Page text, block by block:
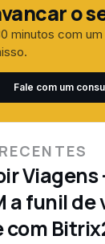
o
minutos com
Fale com um
a funil de